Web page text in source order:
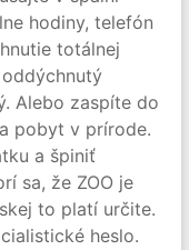
hodiny, telefón
totálnej
Alebo zaspíte do
pobyt v prírode.
a špiniť
sa, že ZOO je
to platí určite.
heslo.